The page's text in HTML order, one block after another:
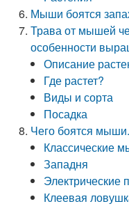
Мыши боятся
Трава от мышей
особенности
Описание
Где растет?
Виды и сорта
Посадка
Чего боятся
Классические
Западня
Электрические
Клеевая